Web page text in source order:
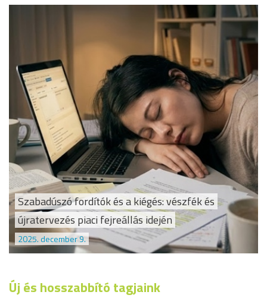
Szabadúszó fordítók és a kiégés: vészfék és
újratervezés piaci fejreállás idején
2025. december 9.
Új és hosszabbító tagjaink